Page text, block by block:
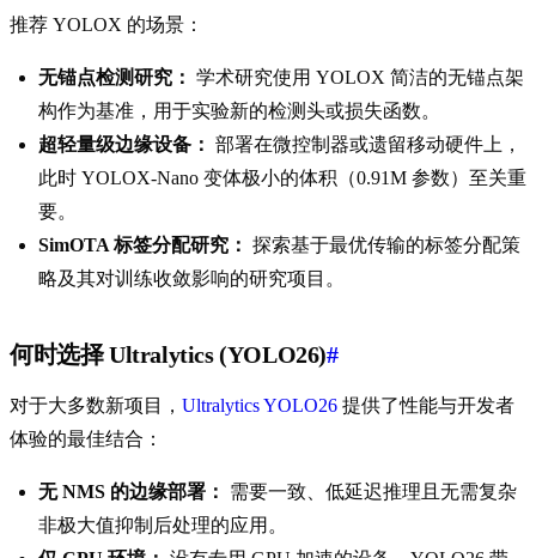
推荐 YOLOX 的场景：
无锚点检测研究： 学术研究使用 YOLOX 简洁的无锚点架
构作为基准，用于实验新的检测头或损失函数。
超轻量级边缘设备： 部署在微控制器或遗留移动硬件上，
此时 YOLOX-Nano 变体极小的体积（0.91M 参数）至关重
要。
SimOTA 标签分配研究： 探索基于最优传输的标签分配策
略及其对训练收敛影响的研究项目。
何时选择 Ultralytics (YOLO26)#
对于大多数新项目， Ultralytics YOLO26 提供了性能与开发者
体验的最佳结合：
无 NMS 的边缘部署：
需要一致、低延迟推理且无需复杂
非极大值抑制后处理的应用。